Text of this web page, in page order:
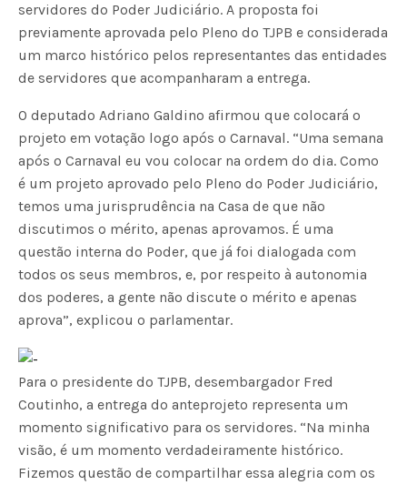
servidores do Poder Judiciário. A proposta foi
previamente aprovada pelo Pleno do TJPB e considerada
um marco histórico pelos representantes das entidades
de servidores que acompanharam a entrega.
O deputado Adriano Galdino afirmou que colocará o
projeto em votação logo após o Carnaval. “Uma semana
após o Carnaval eu vou colocar na ordem do dia. Como
é um projeto aprovado pelo Pleno do Poder Judiciário,
temos uma jurisprudência na Casa de que não
discutimos o mérito, apenas aprovamos. É uma
questão interna do Poder, que já foi dialogada com
todos os seus membros, e, por respeito à autonomia
dos poderes, a gente não discute o mérito e apenas
aprova”, explicou o parlamentar.
Para o presidente do TJPB, desembargador Fred
Coutinho, a entrega do anteprojeto representa um
momento significativo para os servidores. “Na minha
visão, é um momento verdadeiramente histórico.
Fizemos questão de compartilhar essa alegria com os